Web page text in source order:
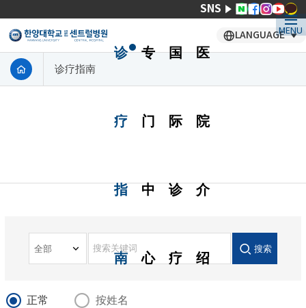
SNS
诊
疗
指
南
专
门
中
心
国
际
诊
疗
医
院
介
绍
LANGUAGEMENU
诊疗指南
搜索
正常
按姓名